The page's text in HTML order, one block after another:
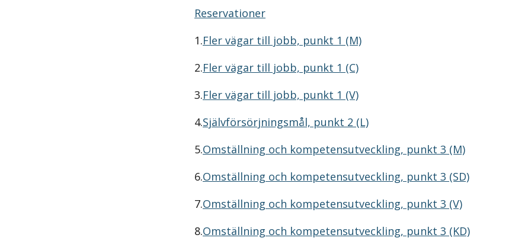
Reservationer
1.Fler vägar till jobb, punkt 1 (M)
2.Fler vägar till jobb, punkt 1 (C)
3.Fler vägar till jobb, punkt 1 (V)
4.Självförsörjningsmål, punkt 2 (L)
5.Omställning och kompetensutveckling, punkt 3 (M)
6.Omställning och kompetensutveckling, punkt 3 (SD)
7.Omställning och kompetensutveckling, punkt 3 (V)
8.Omställning och kompetensutveckling, punkt 3 (KD)